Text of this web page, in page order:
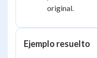
original.
Ejemplo resuelto